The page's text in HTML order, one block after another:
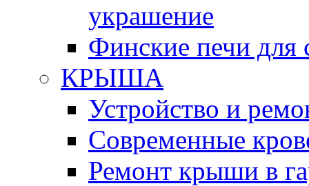
украшение
Финские печи для
КРЫША
Устройство и
Современные
Ремонт крыши в